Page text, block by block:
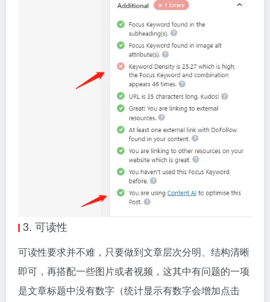
3. 可读性
可读性要求并不难，只要做到文章层次分明、结构清晰
即可，再搭配一些图片或者视频，这其中有问题的一项
是文章标题中没有数字（统计显示有数字会增加点击